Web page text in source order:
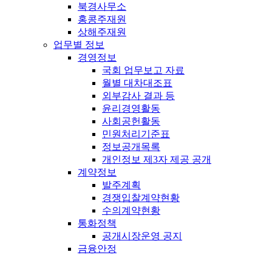
북경사무소
홍콩주재원
상해주재원
업무별 정보
경영정보
국회 업무보고 자료
월별 대차대조표
외부감사 결과 등
윤리경영활동
사회공헌활동
민원처리기준표
정보공개목록
개인정보 제3자 제공 공개
계약정보
발주계획
경쟁입찰계약현황
수의계약현황
통화정책
공개시장운영 공지
금융안정